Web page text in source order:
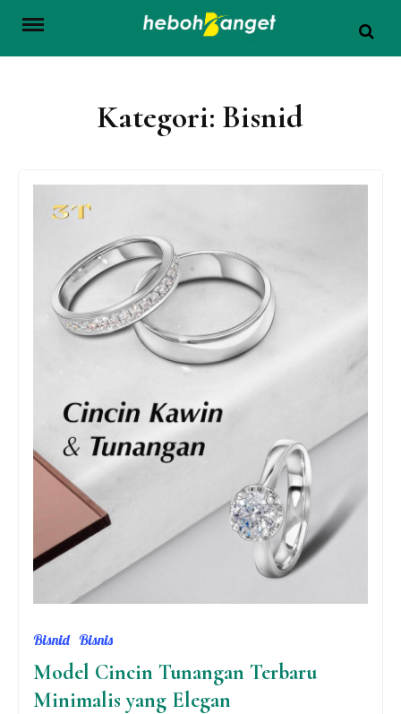
Kategori: Bisnid
Bisnid Bisnis
Model Cincin Tunangan Terbaru
Minimalis yang Elegan